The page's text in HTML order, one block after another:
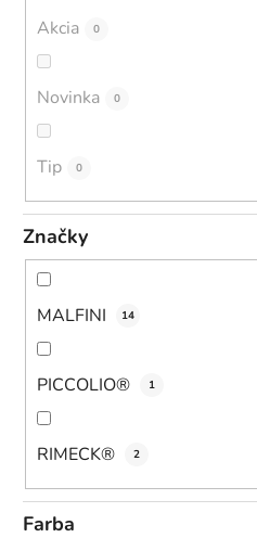
Akcia 0
Novinka 0
Tip 0
Značky
MALFINI 14
PICCOLIO® 1
RIMECK® 2
Farba